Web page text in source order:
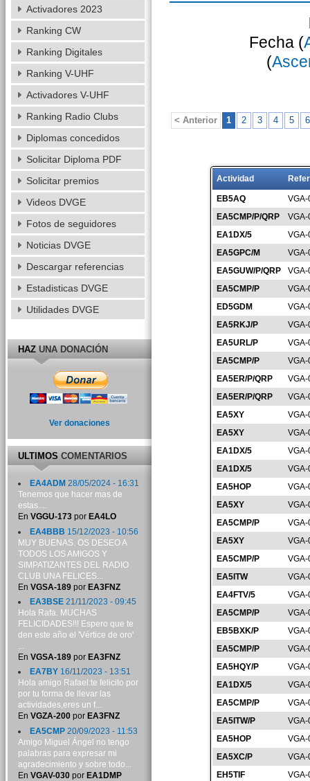
Fecha (
(
< Anterior 1 2 3 4 5 6
Actividad
EB5AQ
EA5CMP/P/QRP
EA1DX/5
EA5GPC/M
EA5GUW/P/QRP
EA5CMP/P
ED5GDM
EA5RKJ/P
EA5URL/P
EA5CMP/P
EA5ER/P/QRP
EA5ER/P/QRP
EA5XY
EA5XY
EA1DX/5
EA1DX/5
EA5HOP
EA5XY
EA5CMP/P
EA5XY
EA5CMP/P
EA5ITW
VGA-
EA4FTV/5
VGA-
EA5CMP/P
EB5BXK/P
EA5CMP/P
EA5HQY/P
EA1DX/5
EA5CMP/P
EA5ITW/P
EA5HOP
EA5XC/P
EH5TIF
Activadores 2023
Ranking CW
Ranking Digitales
Ranking V-UHF
Activadores V-UHF
Ranking Radio Clubs
Diplomas concedidos
Solicitar Diploma PDF
Solicitar premios
Videos DVGE
Fotos de seguidores
Noticias DVGE
Descargar referencias
Estadisticas DVGE
Utilidades DVGE
HAZUNA DONACIÓN
Ver donaciones
ULTIMOSCOMENTARIOS
EA4ADM 28/05/2024 - 16:31
Tenemos que hacer mas de
estas....
En VGGU-173por EA4LO
EA4BBB 15/12/2023 - 10:56
MUY BUENAS. OS DESEO A
TODOS LOS AMIGOS Y
SIMPATIZANTES DEL RADIO
CLUB UNA FELICES...
En VGSA-189por EA3FNZ
EA3BSE21/11/2023 - 09:45
Hola Rafa. MUCHAS
FELICIDADES!!! Espero que te
den este año el 'Vértice de oro'
...
En VGSA-189por EA3FNZ
EA7BY16/11/2023 - 13:51
Hola amigo Rafael:te felicito por
por tu forma de llevar las
actividades,eres un f...
En VGZA-200por EA3FNZ
EA5CMP20/09/2023 - 11:53
Amigo Miguel Ángel no tengo
palabras para expresar mi
agradecimiento y sobre todo...
En VGAV-030por EA1DMP